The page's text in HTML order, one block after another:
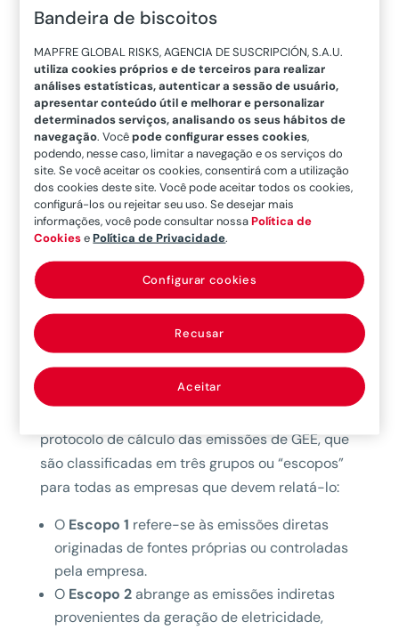
impactos da mudança climática e que
ecossistemas se o problema não for corrigido.
Para justificar esta mensagem alarmante,
devemos nos referir aoconsenso científico
sobre as mudanças climáticas contemporâneas
causadas pelo homem, expresso como a
proporção do total de publicações sobre o
assunto no mundo e que ultrapassa 99% do
conjunto da literatura científica, revisada por
pares, incluindo documentos céticos.
Esse efeito antropogênico está diretamente
relacionado com a produção de Gases do Efeito
Estufa (GEE) e, por isso, é necessária uma rápida
redução destas emissões
protocolo de cálculo das emissões de GEE, que
são classificadas em três grupos ou “escopos”
para todas as empresas que devem relatá-lo:
OEscopo 1 refere-se às emissões diretas
originadas de fontes próprias ou controladas
pela empresa.
O Escopo 2abrange as emissões indiretas
provenientes da geração de eletricidade,
Bandeira de biscoitos
MAPFRE GLOBAL RISKS, AGENCIA DE SUSCRIPCIÓN, S.A.U.
utiliza cookies próprios e de terceiros para realizar
análises estatísticas, autenticar a sessão de usuário,
apresentar conteúdo útil e melhorar e personalizar
determinados serviços, analisando os seus hábitos de
navegação. Vocêpode configurar esses cookies,
podendo, nesse caso, limitar a navegação e os serviços do
site. Se você aceitar os cookies, consentirá com a utilização
dos cookies deste site. Você pode aceitar todos os cookies,
configurá-los ou rejeitar seu uso. Se desejar mais
informações, você pode consultar nossaPolítica de
CookiesePolítica de Privacidade.
Recusar
Aceitar
Configurar cookies